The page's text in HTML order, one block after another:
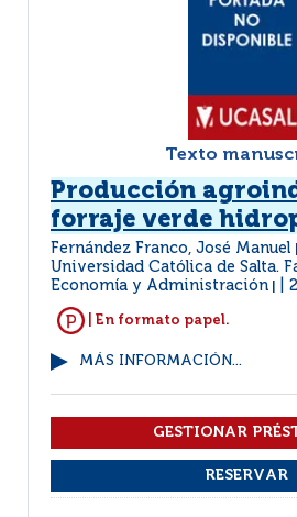
Texto
Producción
forraje verde
Fernández Franco, José Manuel
Universidad Católica de Salta.
Economía y Administración
| En formato papel.
MÁS INFORMACIÓN...